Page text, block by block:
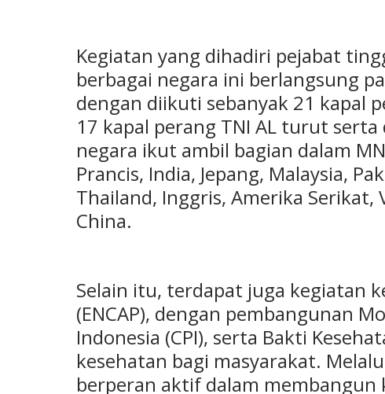
Kegiatan yang dihadiri pejabat
berbagai negara ini berlangsung
dengan diikuti sebanyak 21 kapal
17 kapal perang TNI AL turut
negara ikut ambil bagian dalam
Prancis, India, Jepang, Malaysia,
Thailand, Inggris, Amerika Serikat,
China.
Selain itu, terdapat juga kegiatan
(ENCAP), dengan pembangunan
Indonesia (CPI), serta Bakti
kesehatan bagi masyarakat.
berperan aktif dalam membangun